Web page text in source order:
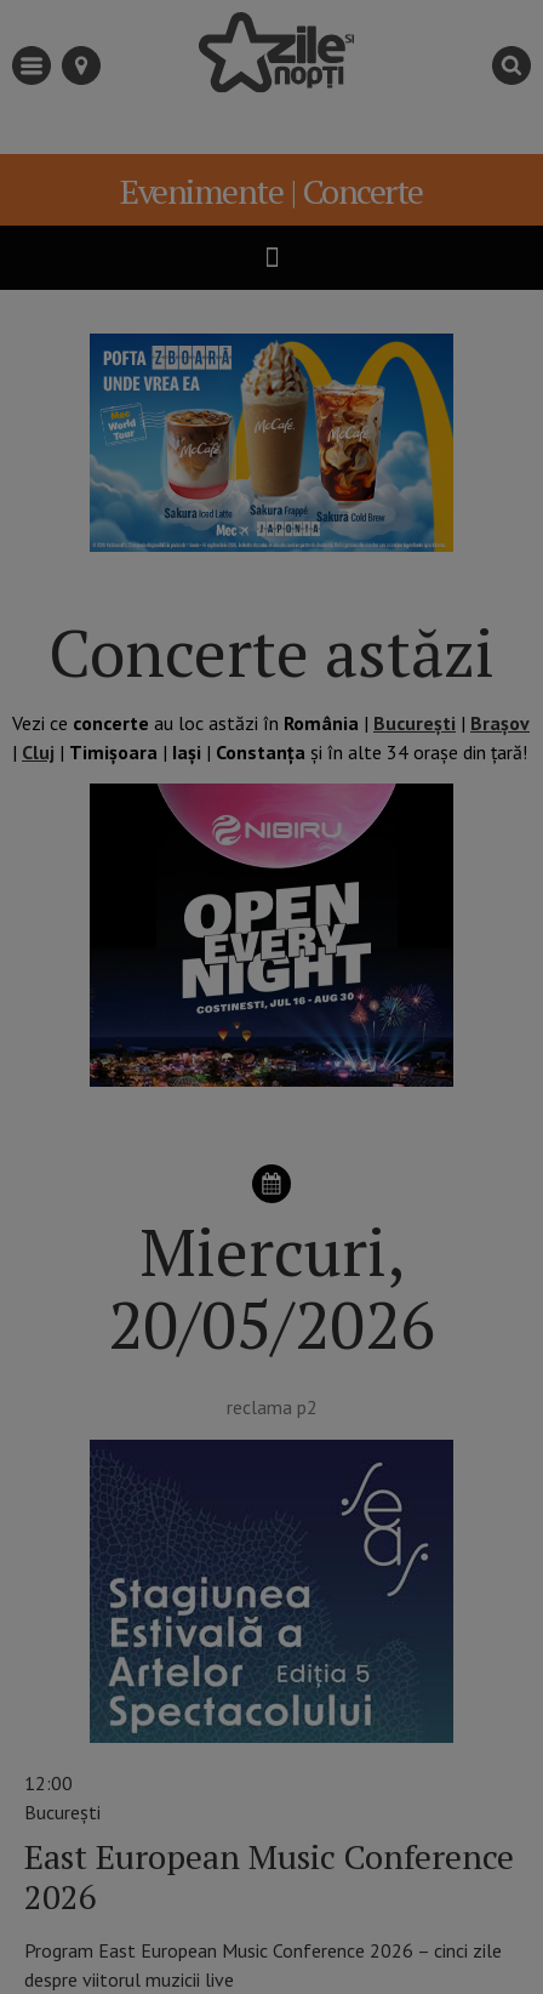
Evenimente | Concerte
Concerte astăzi
Vezi ce concerte au loc astăzi în România | București | Brașov
| Cluj | Timișoara | Iași | Constanța și în alte 34 orașe din țară!
Miercuri,
20/05/2026
reclama p2
12:00
Bucureşti
East European Music Conference
2026
Program East European Music Conference 2026 – cinci zile
despre viitorul muzicii live